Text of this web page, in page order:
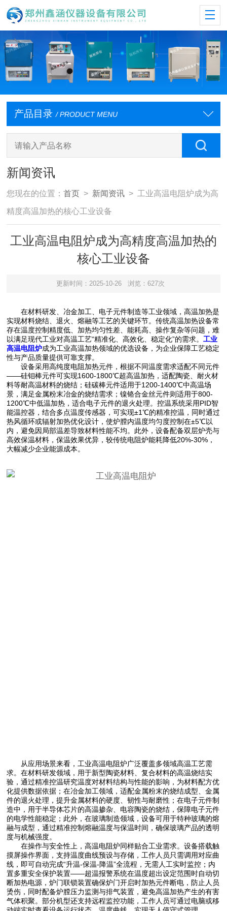
产品目录 / PRODUCT MENU
新闻资讯
您现在的位置：首页 > 新闻资讯 > 工业高温电阻炉成为高
精度高温加热的核心工业设备​
工业高温电阻炉成为高精度高温加热的
核心工业设备​
更新时间：2025-10-26 浏览：627次
在材料研发、冶金加工、电子元件制造等工业领域，高温加热是
实现材料烧结、退火、熔融等工艺的关键环节。传统高温加热设备常
存在温度控制精度低、加热均匀性差、能耗高、操作复杂等问题，难
以满足现代工业对高温工艺“精准化、高效化、稳定化”的需求。工业
高温电阻炉成为工业高温加热领域的优选设备，为企业保障工艺稳定
性与产品质量提供可靠支撑。​
设备采用高纯度电阻加热元件，根据不同温度需求适配不同元件
——硅钼棒元件可实现1600-1800℃超高温加热，适配陶瓷、耐火材
料等耐高温材料的烧结；硅碳棒元件适用于1200-1400℃中高温场
景，满足金属粉末冶金的烧结需求；镍铬合金丝元件则适用于800-
1200℃中低温加热，适合电子元件的退火处理。控温系统采用PID智
能温控器，结合多点温度传感器，可实现±1℃的精准控温，同时通过
热风循环或辐射加热优化设计，使炉膛内温度均匀度控制在±5℃以
内，避免因局部温差导致材料性能不均。此外，设备配备双层炉壳与
高效保温材料，保温效果优异，较传统电阻炉能耗降低20%-30%，
大幅减少企业能源成本。​
从应用场景来看，工业高温电阻炉广泛覆盖多领域高温工艺需
求。在材料研发领域，用于新型陶瓷材料、复合材料的高温烧结实
验，通过精准控温研究温度对材料结构与性能的影响，为材料配方优
化提供数据依据；在冶金加工领域，适配金属粉末的烧结成型、金属
件的退火处理，提升金属材料的硬度、韧性与耐磨性；在电子元件制
造中，用于半导体芯片的高温掺杂、电容陶瓷的烧结，保障电子元件
的电学性能稳定；此外，在玻璃制造领域，设备可用于特种玻璃的熔
融与成型，通过精准控制熔融温度与保温时间，确保玻璃产品的透明
度与机械强度。​
在操作与安全性上，高温电阻炉同样贴合工业需求。设备搭载触
摸屏操作界面，支持温度曲线预设与存储，工作人员只需调用对应曲
线，即可自动完成“升温-保温-降温”全流程，无需人工实时监控；内
置多重安全保护装置——超温报警系统在温度超出设定范围时自动切
断加热电源，炉门联锁装置确保炉门开启时加热元件断电，防止人员
烫伤，同时配备炉膛压力监测与排气装置，避免高温加热产生的有害
气体积聚。部分机型还支持远程监控功能，工作人员可通过电脑或移